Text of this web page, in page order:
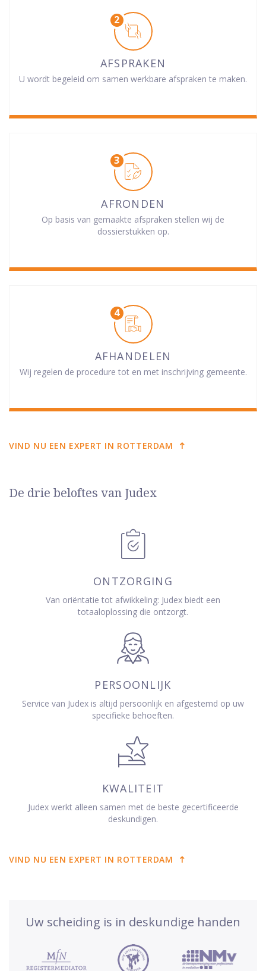
AFSPRAKEN
U wordt begeleid om samen werkbare afspraken te maken.
AFRONDEN
Op basis van gemaakte afspraken stellen wij de
dossierstukken op.
AFHANDELEN
Wij regelen de procedure tot en met inschrijving gemeente.
VIND NU EEN EXPERT IN ROTTERDAM
De drie beloftes van Judex
ONTZORGING
Van oriëntatie tot afwikkeling: Judex biedt een
totaaloplossing die ontzorgt.
PERSOONLIJK
Service van Judex is altijd persoonlijk en afgestemd op uw
specifieke behoeften.
KWALITEIT
Judex werkt alleen samen met de beste gecertificeerde
deskundigen.
VIND NU EEN EXPERT IN ROTTERDAM
Uw scheiding is in deskundige handen